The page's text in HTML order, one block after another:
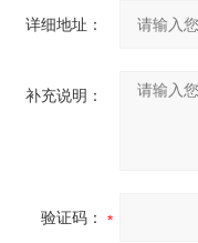
详细地址：
补充说明：
验证码：